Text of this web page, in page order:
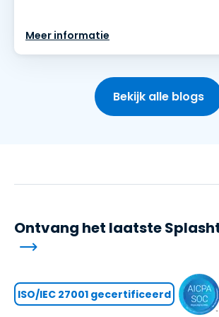
Meer informatie
Bekijk alle blogs
Ontvang het laatste
ISO/IEC 27001 gecertificeerd